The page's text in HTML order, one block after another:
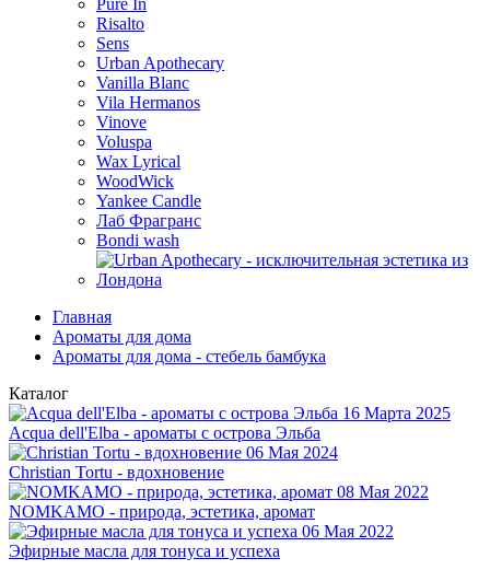
Pure In
Risalto
Sens
Urban Apothecary
Vanilla Blanc
Vila Hermanos
Vinove
Voluspa
Wax Lyrical
WoodWick
Yankee Candle
Лаб Фрагранс
Bondi wash
Главная
Ароматы для дома
Ароматы для дома - стебель бамбука
Каталог
16 Марта 2025
Acqua dell'Elba - ароматы с острова Эльба
06 Мая 2024
Christian Tortu - вдохновение
08 Мая 2022
NOMKAMO - природа, эстетика, аромат
06 Мая 2022
Эфирные масла для тонуса и успеха